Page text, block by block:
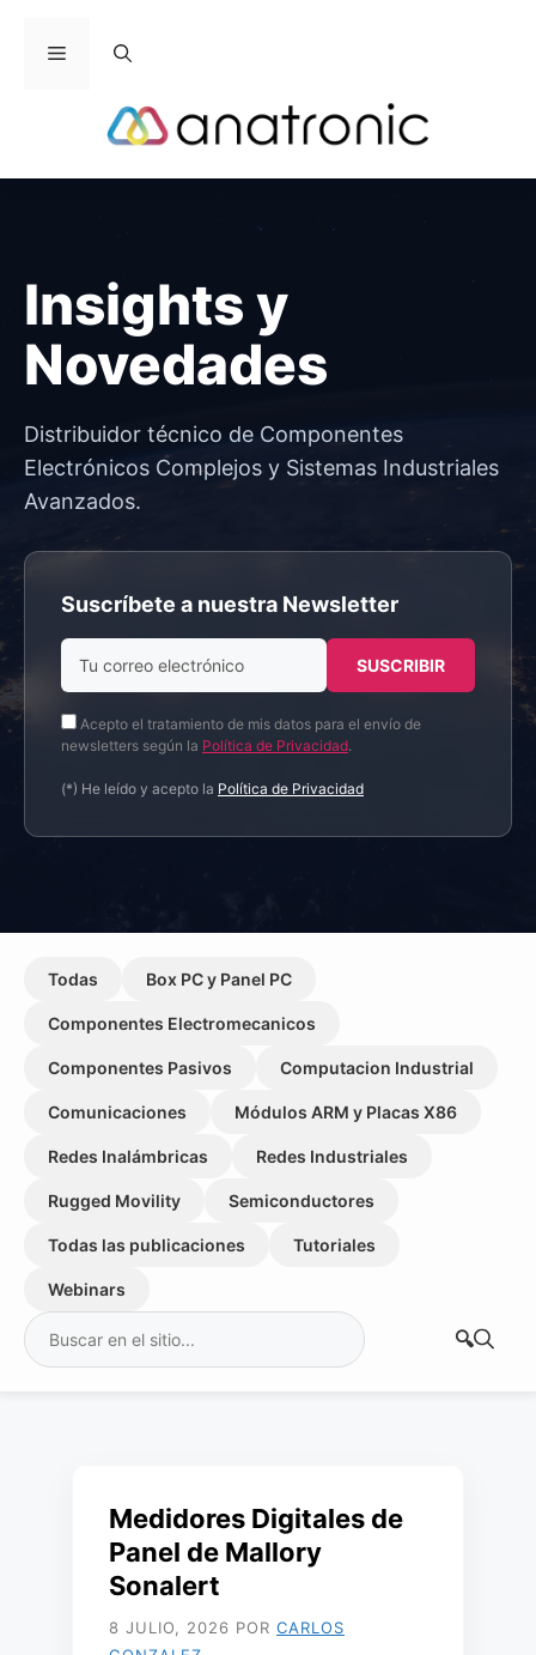
Menú
Insights y
Novedades
Distribuidor técnico de Componentes
Electrónicos Complejos y Sistemas Industriales
Avanzados.
Suscríbete a nuestra Newsletter
Acepto el tratamiento de mis datos para el envío de
newsletters según la Política de Privacidad.
(*) He leído y acepto la Política de Privacidad
Todas Box PC y Panel PC
Componentes Electromecanicos
Componentes Pasivos Computacion Industrial
Comunicaciones Módulos ARM y Placas X86
Redes Inalámbricas Redes Industriales
Rugged Movility Semiconductores
Todas las publicaciones Tutoriales
Webinars
Buscar:
Medidores Digitales de
Panel de Mallory
Sonalert
8 JULIO, 2026 POR CARLOS